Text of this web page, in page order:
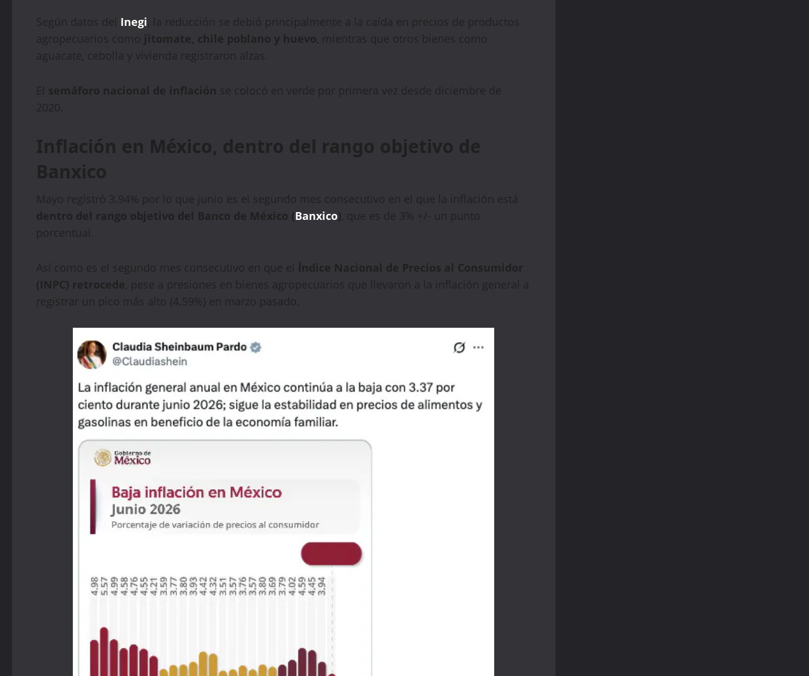
Según datos del Inegi, la reducción se debió principalmente a la caída en precios de productos
agropecuarios como jitomate, chile poblano y huevo, mientras que otros bienes como
aguacate, cebolla y vivienda registraron alzas.
El semáforo nacional de inflación se colocó en verde por primera vez desde diciembre de
2020.
Inflación en México, dentro del rango objetivo de
Banxico
Mayo registró 3.94% por lo que junio es el segundo mes consecutivo en el que la inflación está
dentro del rango objetivo del Banco de México (Banxico), que es de 3% +/- un punto
porcentual.
Así como es el segundo mes consecutivo en que el Índice Nacional de Precios al Consumidor
(INPC) retrocede, pese a presiones en bienes agropecuarios que llevaron a la inflación general a
registrar un pico más alto (4.59%) en marzo pasado.
🔥 LIMITED TIME OFFER
15%Off Your First Booking
reservation. No promo code needed — discount applies
PROMO CODE